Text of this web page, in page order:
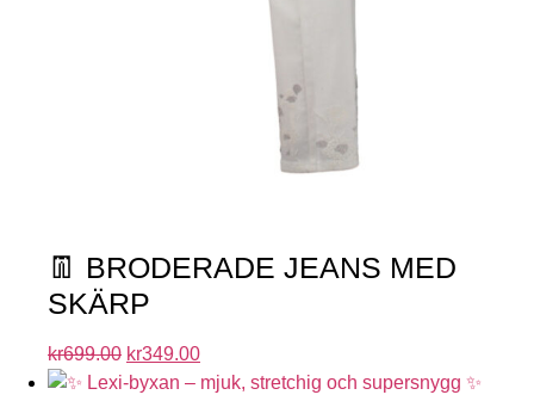
👖 BRODERADE JEANS MED
SKÄRP
kr699.00 kr349.00